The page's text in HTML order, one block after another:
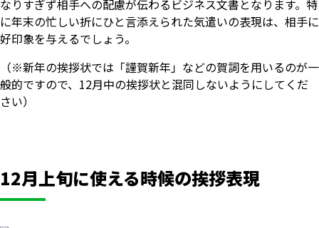
なりすぎず相手への配慮が伝わるビジネス文書となります。特
に年末の忙しい折にひと言添えられた気遣いの表現は、相手に
好印象を与えるでしょう。
（※新年の挨拶状では「謹賀新年」などの賀詞を用いるのが一
般的ですので、12月中の挨拶状と混同しないようにしてくだ
さい）
12月上旬に使える時候の挨拶表現